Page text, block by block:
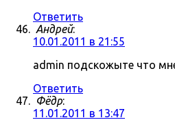
Ответить
Андрей:
10.01.2011 в 21:55
admin подскожыте что
Ответить
Фёдр:
11.01.2011 в 13:47